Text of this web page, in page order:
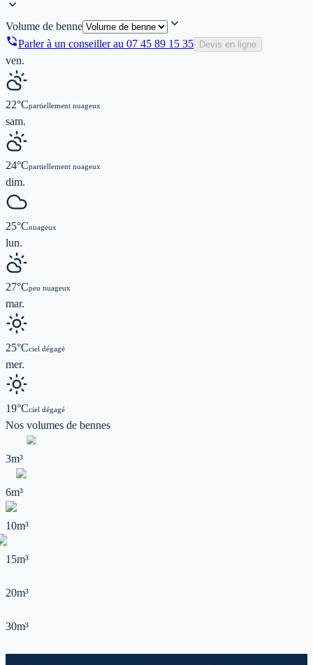
Volume de benne
Parler à un conseiller au 07 45 89 15 35 Devis en ligne
ven.
22°Cpartiellement nuageux
sam.
24°Cpartiellement nuageux
dim.
25°Cnuageux
lun.
27°Cpeu nuageux
mar.
25°Cciel dégagé
mer.
19°Cciel dégagé
Nos volumes de bennes
3m³
6m³
10m³
15m³
20m³
30m³